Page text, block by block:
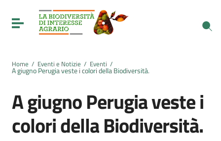
Vai al menu di navigazione
Vai al footer
Toggle navigation
Home / Eventi e Notizie / Eventi /
A giugno Perugia veste i colori della Biodiversità.
A giugno Perugia veste i
colori della Biodiversità.